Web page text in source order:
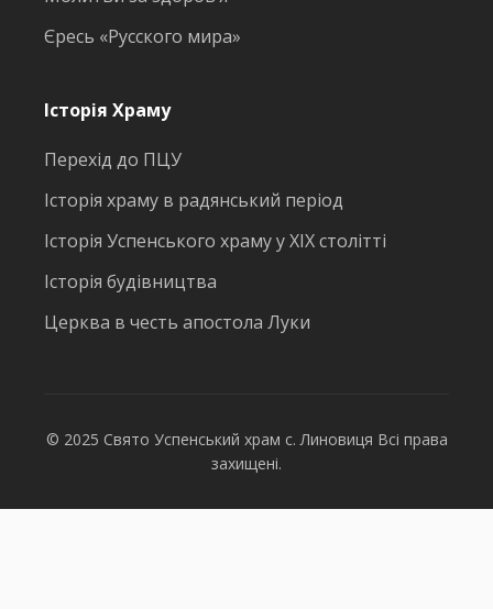
Єресь «Русского мира»
Історія Храму
Перехід до ПЦУ
Історія храму в радянський період
Історія Успенського храму у ХІХ столітті
Історія будівництва
Церква в честь апостола Луки
© 2025 Свято Успенський храм с. Линовиця Всі права
захищені.